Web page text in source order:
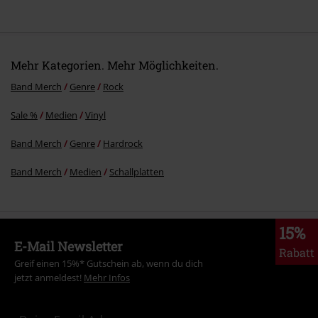
Mehr Kategorien. Mehr Möglichkeiten.
Band Merch Genre Rock
Sale % Medien Vinyl
Band Merch Genre Hardrock
Band Merch Medien Schallplatten
15%
Rabatt
E-Mail Newsletter
Greif einen 15%* Gutschein ab, wenn du dich
jetzt anmeldest! Mehr Infos